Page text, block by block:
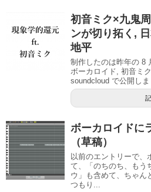
初音ミク×九鬼
ンが切り拓く,
地平
制作したのは昨年の 8
ボーカロイド, 初音ミ
soundcloud で公開しま
ボーカロイドに
（草稿）
以前のエントリーで、
て、「のちのち、もう
ウ」も含めて、ちゃん
つもり...